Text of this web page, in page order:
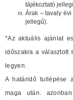
tájékoztató
Árak – tavaly
jellegű).
*Az aktuális ajánlat
időszakra a választott
legyen.
A határidő tullépése
maga után.